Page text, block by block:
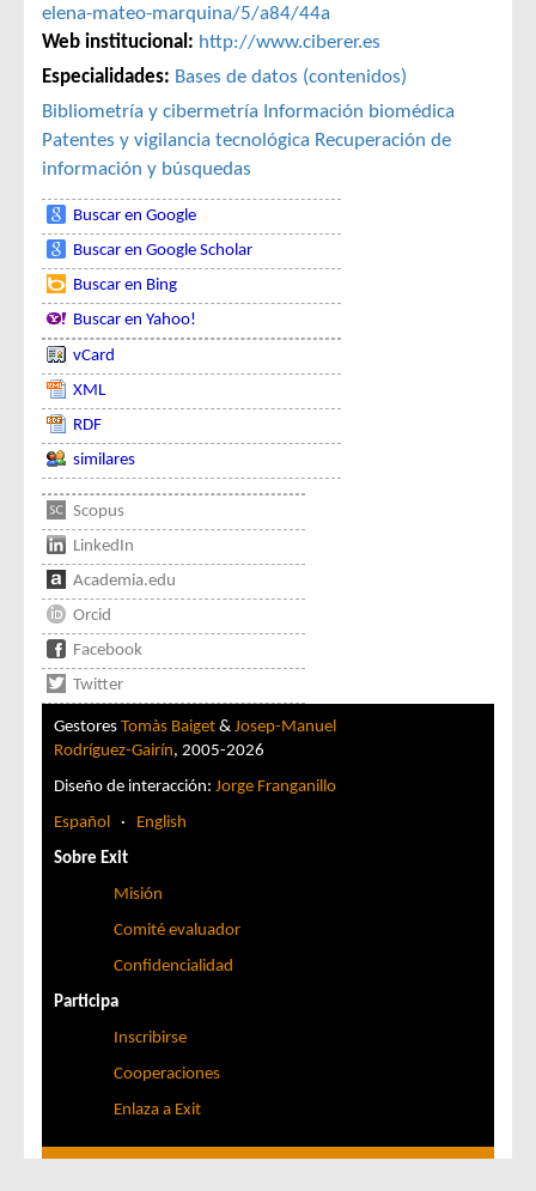
elena-mateo-marquina/5/a84/44a
Web institucional: http://www.ciberer.es
Especialidades: Bases de datos (contenidos)
Bibliometría y cibermetría Información biomédica
Patentes y vigilancia tecnológica Recuperación de
información y búsquedas
Buscar en Google
Buscar en Google Scholar
Buscar en Bing
Buscar en Yahoo!
vCard
XML
RDF
similares
Scopus
LinkedIn
Academia.edu
Orcid
Facebook
Twitter
Gestores Tomàs Baiget & Josep-Manuel
Rodríguez-Gairín, 2005-2026
Diseño de interacción: Jorge Franganillo
Español · English
Sobre Exit
Misión
Comité evaluador
Confidencialidad
Participa
Inscribirse
Cooperaciones
Enlaza a Exit